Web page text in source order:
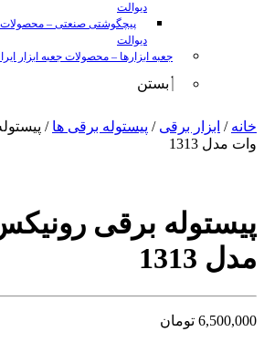
دیوالت
پیچگوشتی صنعتی – محصولات
دیوالت
جعبه ابزارها – محصولات جعبه ابزار
بستن
sunny
leon
xxxx
com
tori
black
glasses
خانه / ابزار برقی / پیستوله برقی ها
وات مدل 1313
مدل 1313
6,500,000 تومان